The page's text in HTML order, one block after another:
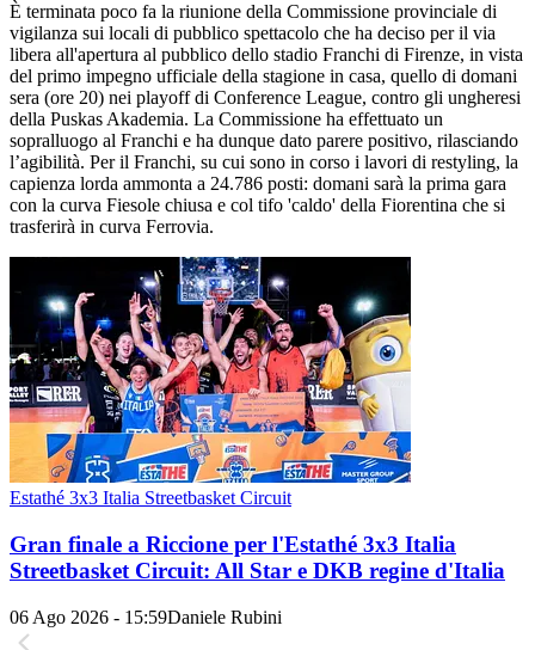
È terminata poco fa la riunione della Commissione provinciale di
vigilanza sui locali di pubblico spettacolo che ha deciso per il via
libera all'apertura al pubblico dello stadio Franchi di Firenze, in vista
del primo impegno ufficiale della stagione in casa, quello di domani
sera (ore 20) nei playoff di Conference League, contro gli ungheresi
della Puskas Akademia. La Commissione ha effettuato un
sopralluogo al Franchi e ha dunque dato parere positivo, rilasciando
l’agibilità. Per il Franchi, su cui sono in corso i lavori di restyling, la
capienza lorda ammonta a 24.786 posti: domani sarà la prima gara
con la curva Fiesole chiusa e col tifo 'caldo' della Fiorentina che si
trasferirà in curva Ferrovia.
Estathé 3x3 Italia Streetbasket Circuit
Gran finale a Riccione per l'Estathé 3x3 Italia
Streetbasket Circuit: All Star e DKB regine d'Italia
06 Ago 2026 - 15:59Daniele Rubini